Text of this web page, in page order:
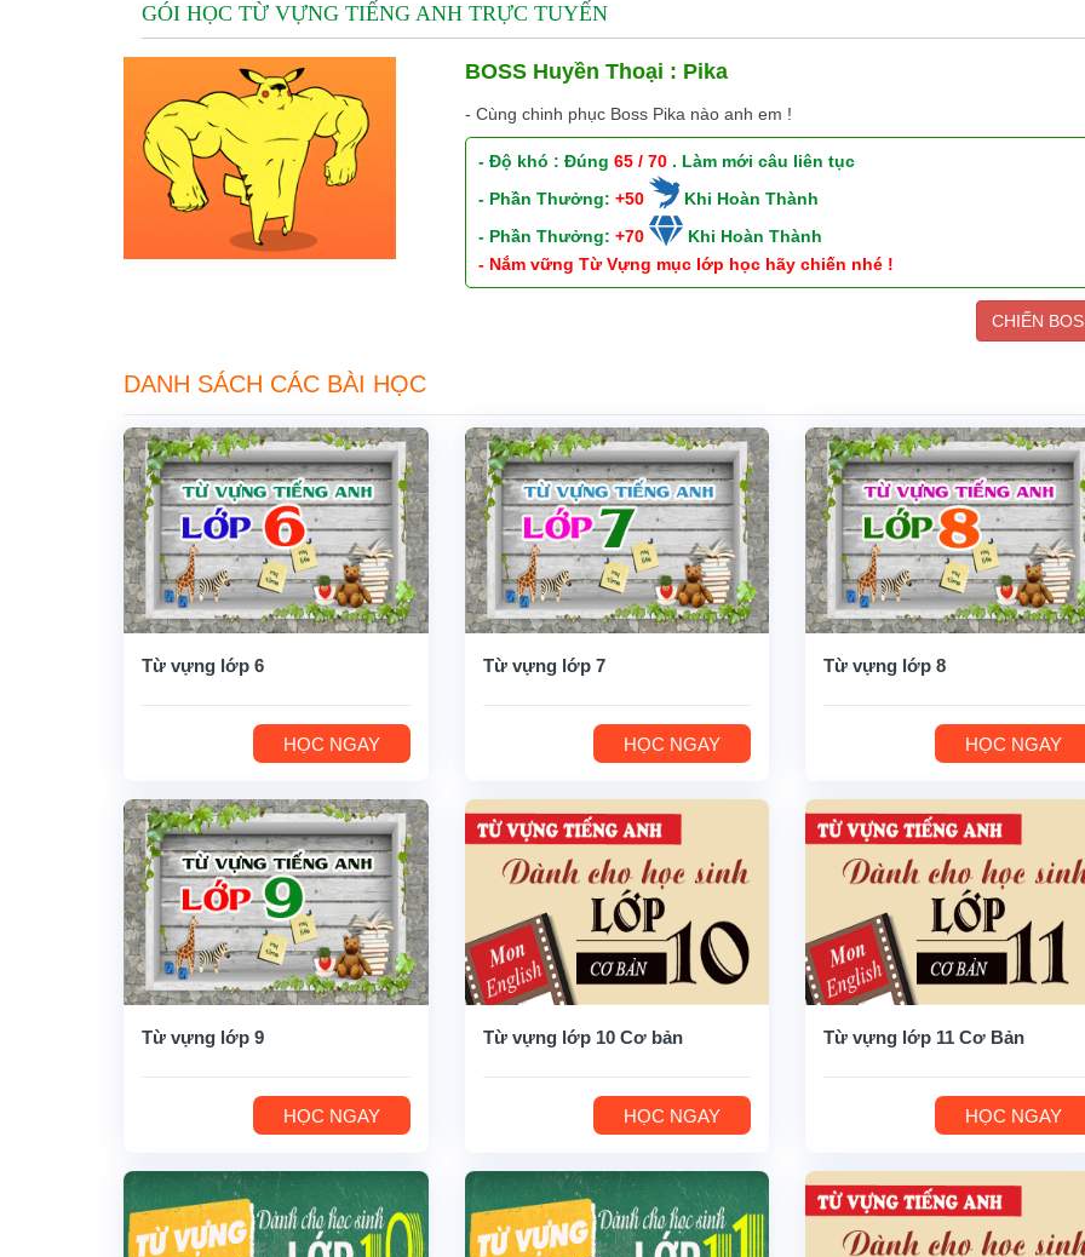
GÓI HỌC TỪ VỰNG TIẾNG ANH TRỰC TUYẾN
BOSS Huyền Thoại : Pika
- Cùng chinh phục Boss Pika nào anh em !
- Độ khó : Đúng 65 / 70. Làm mới câu liên tục
- Phần Thưởng: +50
Khi Hoàn Thành
- Phần Thưởng: +70
Khi Hoàn Thành
- Nắm vững Từ Vựng mục lớp học hãy chiến nhé !
CHIẾN
DANH SÁCH CÁC BÀI HỌC
Từ vựng lớp 6
HỌC NGAY
Từ vựng lớp 7
HỌC NGAY
Từ vựng lớp 8
HỌC NGAY
Từ vựng lớp 9
HỌC NGAY
Từ vựng lớp 10 Cơ bản
HỌC NGAY
Từ vựng lớp 11 Cơ Bản
HỌC NGAY